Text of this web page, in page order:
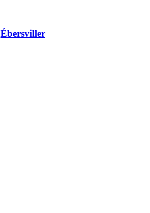
Ébersviller